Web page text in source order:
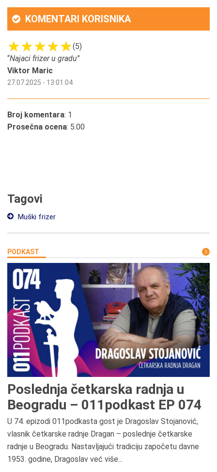
KOMENTARI KORISNIKA
(5)
“Najaci frizer u gradu”
Viktor Maric
27.07.2025 - 13:01:04
Broj komentara: 1
Prosečna ocena: 5.00
Tagovi
Muški frizer
PODKAST
Poslednja četkarska radnja u
Beogradu – 011podkast EP 074
U 74. epizodi 011podkasta gost je Dragoslav Stojanović,
vlasnik četkarske radnje Dragan – poslednje četkarske
radnje u Beogradu. Nastavljajući tradiciju započetu davne
1953. godine, Dragoslav već više...